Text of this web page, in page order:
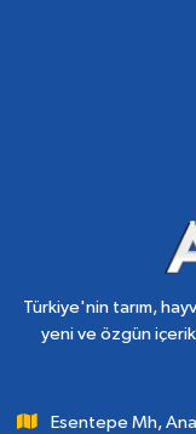
Türkiye'nin tarım,
yeni ve özgün
Esentepe Mh,